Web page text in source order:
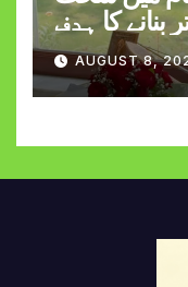
بنانے کا ہدف
AUGUST 8,